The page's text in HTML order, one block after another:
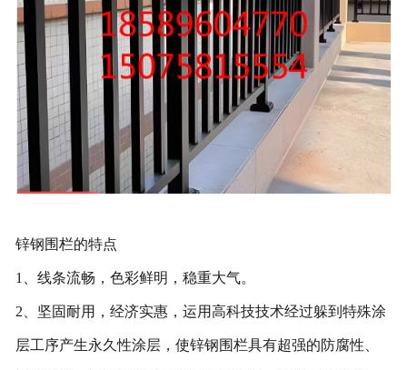
锌钢围栏的特点
1、线条流畅，色彩鲜明，稳重大气。
2、坚固耐用，经济实惠，运用高科技技术经过躲到特殊涂
层工序产生永久性涂层，使锌钢围栏具有超强的防腐性、